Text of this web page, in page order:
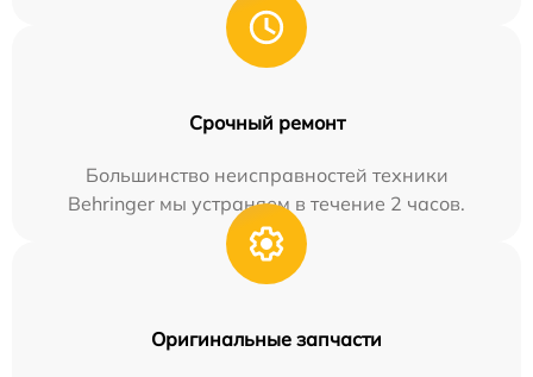
Срочный ремонт
Большинство неисправностей техники
Behringer мы устраняем в течение 2 часов.
Оригинальные запчасти